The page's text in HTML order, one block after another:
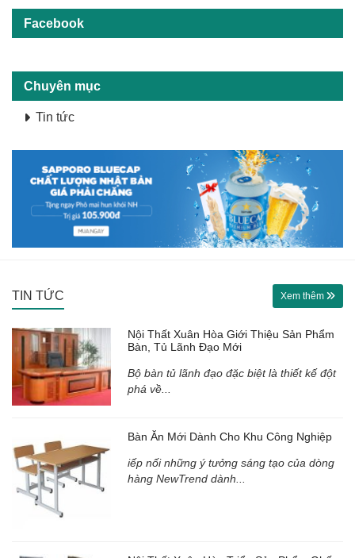
Facebook
Chuyên mục
Tin tức
TIN TỨC Xem thêm
Nội Thất Xuân Hòa Giới Thiệu Sản Phẩm
Bàn, Tủ Lãnh Đạo Mới
Bộ bàn tủ lãnh đạo đặc biệt là thiết kế đột
phá về...
Bàn Ăn Mới Dành Cho Khu Công Nghiệp
iếp nối những ý tưởng sáng tạo của dòng
hàng NewTrend dành...